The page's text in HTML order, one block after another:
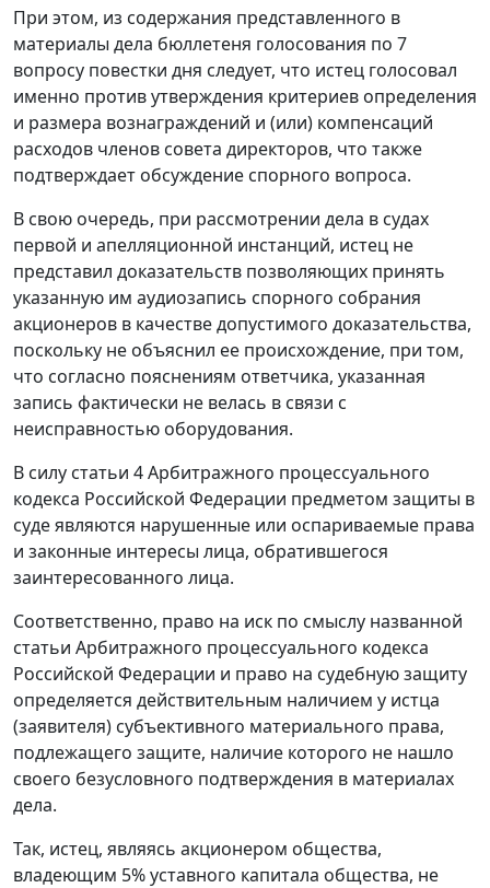
При этом, из содержания представленного в
материалы дела бюллетеня голосования по 7
вопросу повестки дня следует, что истец голосовал
именно против утверждения критериев определения
и размера вознаграждений и (или) компенсаций
расходов членов совета директоров, что также
подтверждает обсуждение спорного вопроса.
В свою очередь, при рассмотрении дела в судах
первой и апелляционной инстанций, истец не
представил доказательств позволяющих принять
указанную им аудиозапись спорного собрания
акционеров в качестве допустимого доказательства,
поскольку не объяснил ее происхождение, при том,
что согласно пояснениям ответчика, указанная
запись фактически не велась в связи с
неисправностью оборудования.
В силу статьи 4Арбитражного процессуального
кодекса Российской Федерации предметом защиты в
суде являются нарушенные или оспариваемые права
и законные интересы лица, обратившегося
заинтересованного лица.
Соответственно, право на иск по смыслу названной
статьи Арбитражного процессуального кодекса
Российской Федерации и право на судебную защиту
определяется действительным наличием у истца
(заявителя) субъективного материального права,
подлежащего защите, наличие которого не нашло
своего безусловного подтверждения в материалах
дела.
Так, истец, являясь акционером общества,
владеющим 5% уставного капитала общества, не